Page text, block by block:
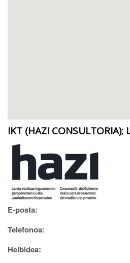
IKT (HAZI
E-posta:
Telefonoa:
Helbidea: